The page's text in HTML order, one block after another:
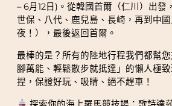
– 6月12日)。從韓國首爾（仁川）出發
世保、八代、鹿兒島、長崎，再到中
夜！），最後返回首爾。
最棒的是？所有的陸地行程我們都幫
腳萬能、輕鬆散步就抵達」的懶人極
捏，保證好玩、吸睛、絕不趕車！